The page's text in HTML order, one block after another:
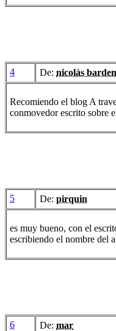
4 De: nicolàs
Recomiendo el blog A
conmovedor escrito sobre
5 De: pirquin
es muy bueno, con el
escribiendo el nombre del
6 De: mar